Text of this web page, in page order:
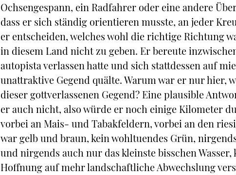
Ochsengespann, ein Radfahrer oder eine andere
dass er sich ständig orientieren musste, an jeder
er entscheiden, welches wohl die richtige Richtung
in diesem Land nicht zu geben. Er bereute
autopista verlassen hatte und sich stattdessen auf
unattraktive Gegend quälte. Warum war er nur hier,
dieser gottverlassenen Gegend? Eine plausible
er auch nicht, also würde er noch einige Kilometer
vorbei an Mais- und Tabakfeldern, vorbei an den
war gelb und braun, kein wohltuendes Grün,
und nirgends auch nur das kleinste bisschen Wasser,
Hoffnung auf mehr landschaftliche Abwechslung